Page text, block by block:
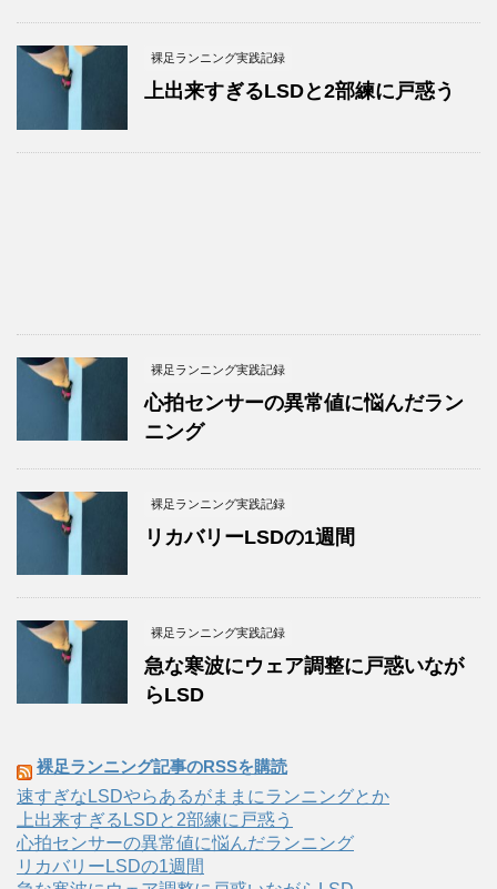
裸足ランニング実践記録
上出来すぎるLSDと2部練に戸惑う
裸足ランニング実践記録
心拍センサーの異常値に悩んだラン
ニング
裸足ランニング実践記録
リカバリーLSDの1週間
裸足ランニング実践記録
急な寒波にウェア調整に戸惑いなが
らLSD
裸足ランニング記事のRSSを購読
速すぎなLSDやらあるがままにランニングとか
上出来すぎるLSDと2部練に戸惑う
心拍センサーの異常値に悩んだランニング
リカバリーLSDの1週間